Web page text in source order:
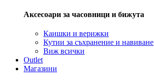
Аксесоари за часовници и бижута
Каишки и верижки
Кутии за съхранение и навиване
Виж всички
Outlet
Магазини